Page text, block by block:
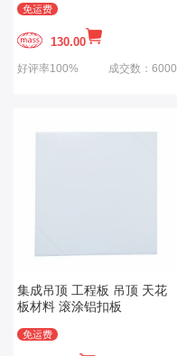
免运费
130.00
好评率100% 成交数：6000
集成吊顶 工程板 吊顶 天花
板材料 滚涂铝扣板
免运费